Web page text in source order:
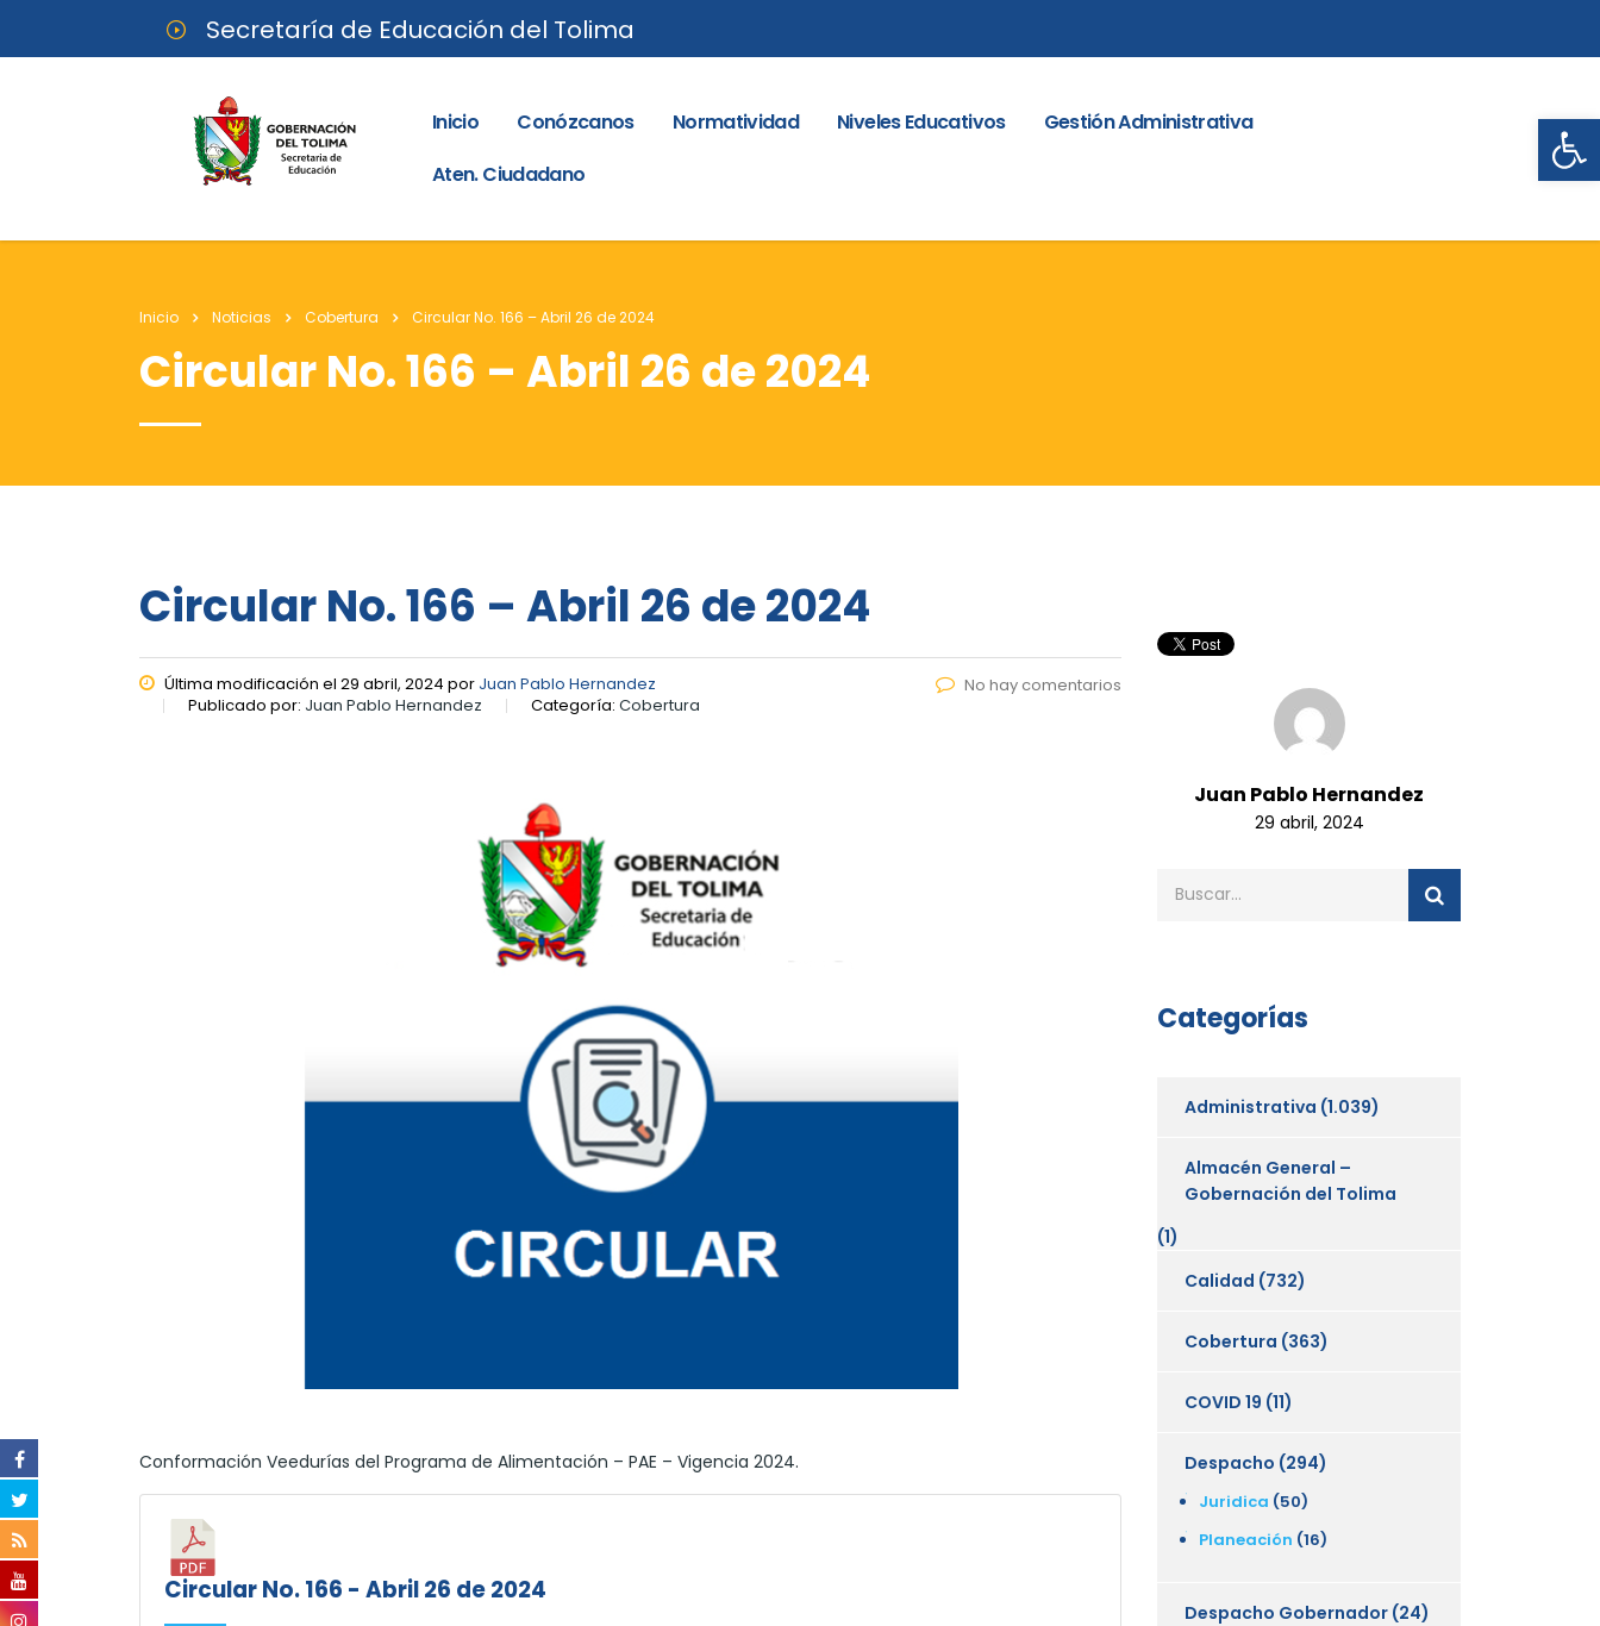
Secretaría de Educación del Tolima
Inicio Conózcanos Normatividad Niveles Educativos
Gestión Administrativa
Aten. Ciudadano
Inicio Noticias Cobertura Circular No. 166 – Abril 26 de 2024
Circular No. 166 – Abril 26 de 2024
Circular No. 166 – Abril 26 de 2024
Última modificación el 29 abril, 2024 por Juan Pablo Hernandez
Publicado por: Juan Pablo Hernandez Categoría: Cobertura
No hay comentarios
Conformación Veedurías del Programa de Alimentación – PAE – Vigencia 2024.
Circular No. 166 - Abril 26 de 2024
Juan Pablo Hernandez
29 abril, 2024
Categorías
Administrativa (1.039)
Almacén General –
Gobernación del Tolima
(1)
Calidad (732)
Cobertura (363)
COVID 19 (11)
Despacho (294)
Juridica (50)
Planeación (16)
Despacho Gobernador (24)